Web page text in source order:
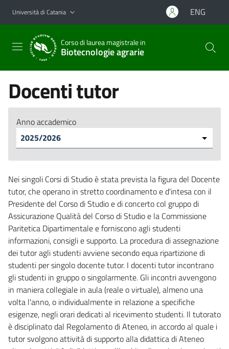
Vai al contenuto principale
Vai al menu di navigazione
Università di Catania ENG
Corso di laurea magistrale in
Biotecnologie agrarie
Docenti tutor
Anno accademico
Nei singoli Corsi di Studio è stata prevista la figura del Docente
tutor, che operano in stretto coordinamento e d'intesa con il
Presidente del Corso di Studio e di concerto col gruppo di
Assicurazione Qualità del Corso di Studio e la Commissione
Paritetica Dipartimentale e forniscono agli studenti
informazioni, consigli e supporto. La procedura di assegnazione
dei tutor agli studenti avviene secondo equa ripartizione di
studenti per singolo docente tutor. I docenti tutor incontrano
gli studenti in gruppo o singolarmente. Gli incontri avvengono
in maniera collegiale in aula (reale o virtuale), almeno una
volta l'anno, o individualmente in relazione a specifiche
esigenze, negli orari dedicati al ricevimento studenti. Il tutorato
è disciplinato dal Regolamento di Ateneo, in accordo al quale i
tutor svolgono attività di supporto alla didattica di Ateneo